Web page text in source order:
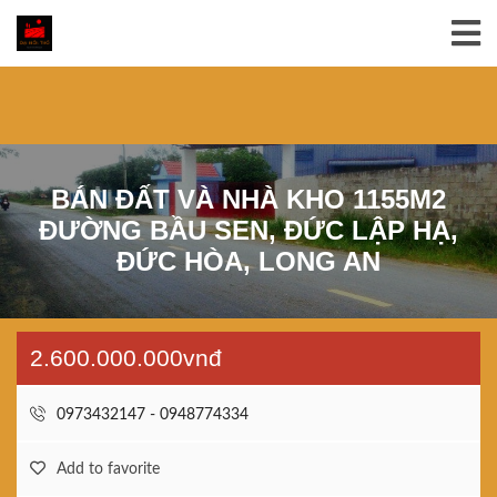
BÁN ĐẤT VÀ NHÀ KHO 1155M2
ĐƯỜNG BẦU SEN, ĐỨC LẬP HẠ,
ĐỨC HÒA, LONG AN
2.600.000.000vnđ
0973432147 - 0948774334
Add to favorite